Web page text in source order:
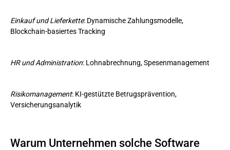
Einkauf und Lieferkette: Dynamische Zahlungsmodelle,
Blockchain-basiertes Tracking
HR und Administration: Lohnabrechnung, Spesenmanagement
Risikomanagement: KI-gestützte Betrugsprävention,
Versicherungsanalytik
Warum Unternehmen solche Software